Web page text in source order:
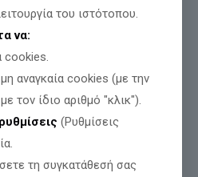
Τύπου
του ιστότοπου.
να:
cookies.
αναγκαία cookies (με την
τον ίδιο αριθμό "κλικ").
(Ρυθμίσεις
τη συγκατάθεσή σας